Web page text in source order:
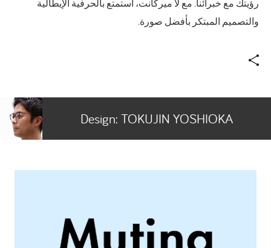
رؤيتك مع خبرائنا. مع لا ميركانت، استمتع بالحرفية الإيطالية
والتصميم المبتكر بأفضل صورة.
Design: TOKUJIN YOSHIOKA